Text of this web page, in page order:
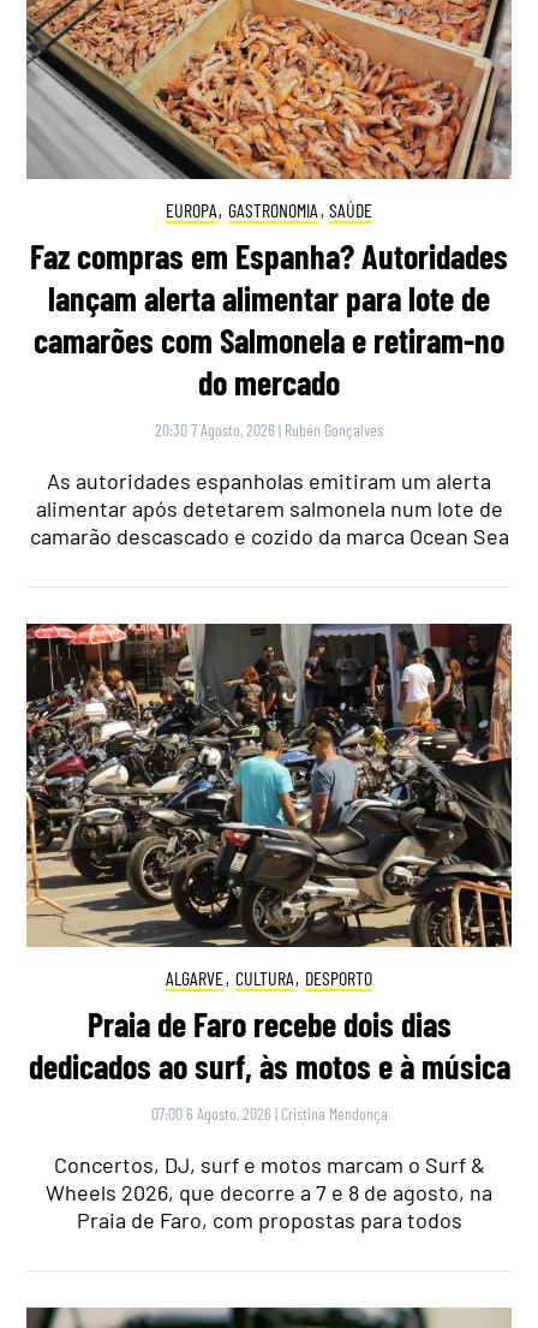
EUROPA, GASTRONOMIA , SAÚDE
Faz compras em Espanha? Autoridades
lançam alerta alimentar para lote de
camarões com Salmonela e retiram-no
do mercado
20:30 7 Agosto, 2026 | Rubén Gonçalves
As autoridades espanholas emitiram um alerta
alimentar após detetarem salmonela num lote de
camarão descascado e cozido da marca Ocean Sea
ALGARVE, CULTURA, DESPORTO
Praia de Faro recebe dois dias
dedicados ao surf, às motos e à música
07:00 6 Agosto, 2026 | Cristina Mendonça
Concertos, DJ, surf e motos marcam o Surf &
Wheels 2026, que decorre a 7 e 8 de agosto, na
Praia de Faro, com propostas para todos